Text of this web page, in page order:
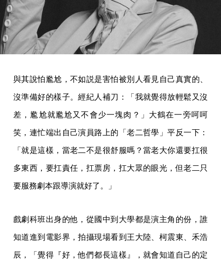
與其說怕尷尬，不如説是害怕被別人看見自己真實的、
沒準備好的樣子。經紀人補刀：「我就覺得放輕鬆又沒
差，尷尬就尷尬又不會少一塊肉？」大鶴在一旁呵呵
笑，連忙端出自己演員路上的「老二哲學」平反一下：
「就是這樣，當老二不是很舒服嗎？當老大你還要扛很
多東西，要扛責任，扛票房，扛大眾的眼光，但老二只
要服務劇本跟導演就好了。」
戲劇科班出身的他，從國中到大學都是演主角的份，誰
知道進到電影界，拍攝現場看到王大陸、柯震東、禾浩
辰，「覺得『好，他們都長這樣』，就會知道自己的定